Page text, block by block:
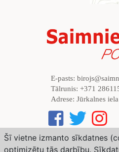
E-pasts:
Tālrunis: +371
Adrese: Jūrkalnes
Šī vietne izmanto sīkdatnes
optimizētu tās darbību.